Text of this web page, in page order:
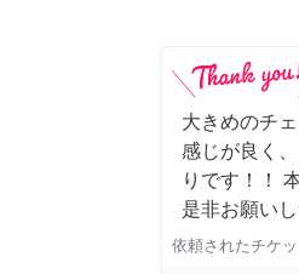
大きめのチ
感じが良く
りです！！
是非お願い
依頼されたチケッ